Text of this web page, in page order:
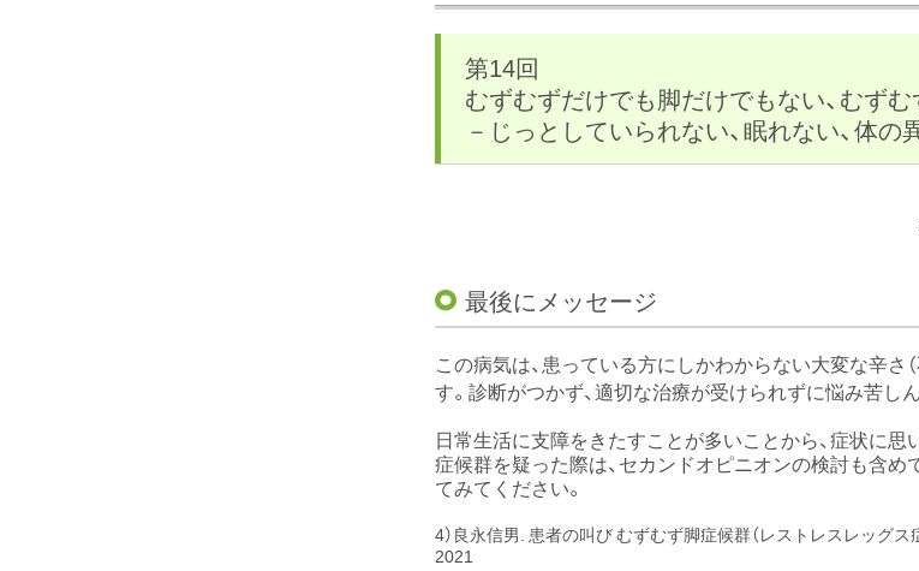
第14回
むずむずだけでも脚だけでもない、むず
－じっとしていられない、眠れない、体の
最後にメッセージ
この病気は、患っている方にしかわからない大変な辛さ
す。診断がつかず、適切な治療が受けられずに悩み苦し
日常生活に支障をきたすことが多いことから、症状に思
症候群を疑った際は、セカンドオピニオンの検討も含め
てみてください。
4）良永信男. 患者の叫び むずむず脚症候群（レストレスレッグ
2021